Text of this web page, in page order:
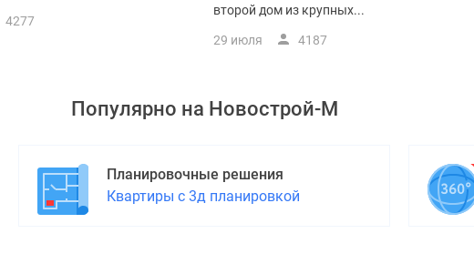
4277
второй дом из крупных...
29 июля 4187
Популярно на Новострой-М
Планировочные решения
Квартиры с 3д планировкой